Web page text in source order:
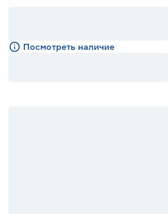
Посмотреть наличие